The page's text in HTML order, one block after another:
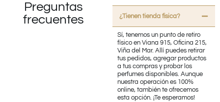
Preguntas
frecuentes
¿Tienen tienda fisica?
Sí, tenemos un punto de retiro
físico en Viana 915, Oficina 215,
Viña del Mar. Allí puedes retirar
tus pedidos, agregar productos
a tus compras y probar los
perfumes disponibles. Aunque
nuestra operación es 100%
online, también te ofrecemos
esta opción. ¡Te esperamos!